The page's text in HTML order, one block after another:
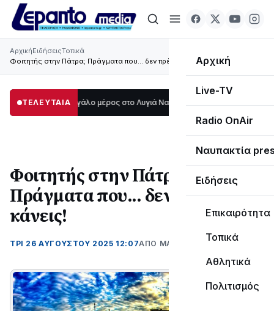
Αρχική
Live-TV
Radio OnAir
Ναυπακτία
Ειδήσεις
Επικαιρότητα
Τοπικά
Αθλητικά
Πολιτισμός
ΑρχικήΕιδήσειςΤοπικά
Φοιτητής στην Πάτρα; Πράγματα που... δεν πρέπει να κάνεις!
ΤΕΛΕΥΤΑΙΑ
σκοτάδι μεγάλο μέρος στο Λυγιά Ναυπάκτου12:08
Φοιτητής στην Πάτρα;
Πράγματα που... δεν πρέπει να
κάνεις!
ΤΡΊ 26 ΑΥΓΟΎΣΤΟΥ 2025 12:07ΑΠΌ ΜΑΝΤΩ ΚΑΠΕΝΤΖΩΝΗ